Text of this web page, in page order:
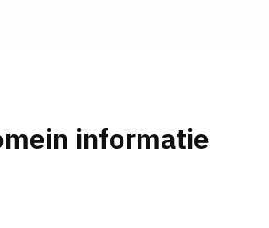
informatie